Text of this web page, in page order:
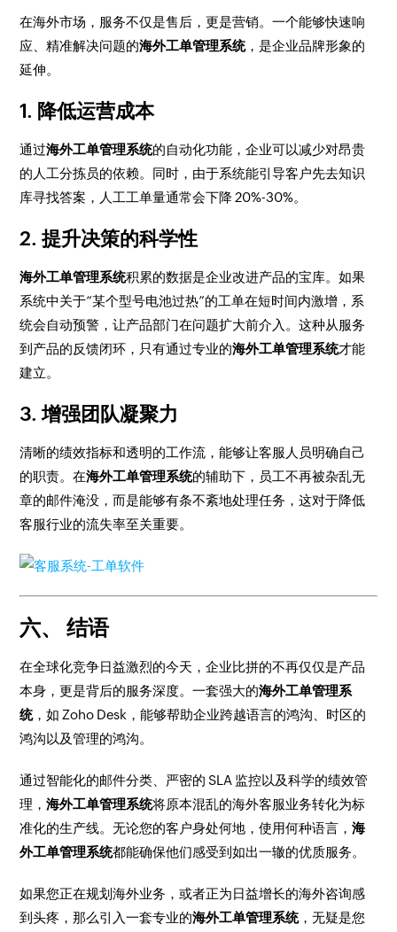
在海外市场，服务不仅是售后，更是营销。一个能够快速响
应、精准解决问题的海外工单管理系统，是企业品牌形象的
延伸。
1. 降低运营成本
通过海外工单管理系统的自动化功能，企业可以减少对昂贵
的人工分拣员的依赖。同时，由于系统能引导客户先去知识
库寻找答案，人工工单量通常会下降 20%-30%。
2. 提升决策的科学性
海外工单管理系统积累的数据是企业改进产品的宝库。如果
系统中关于“某个型号电池过热”的工单在短时间内激增，系
统会自动预警，让产品部门在问题扩大前介入。这种从服务
到产品的反馈闭环，只有通过专业的海外工单管理系统才能
建立。
3. 增强团队凝聚力
清晰的绩效指标和透明的工作流，能够让客服人员明确自己
的职责。在海外工单管理系统的辅助下，员工不再被杂乱无
章的邮件淹没，而是能够有条不紊地处理任务，这对于降低
客服行业的流失率至关重要。
六、 结语
在全球化竞争日益激烈的今天，企业比拼的不再仅仅是产品
本身，更是背后的服务深度。一套强大的海外工单管理系
统，如 Zoho Desk，能够帮助企业跨越语言的鸿沟、时区的
鸿沟以及管理的鸿沟。
通过智能化的邮件分类、严密的 SLA 监控以及科学的绩效管
理，海外工单管理系统将原本混乱的海外客服业务转化为标
准化的生产线。无论您的客户身处何地，使用何种语言，海
外工单管理系统都能确保他们感受到如出一辙的优质服务。
如果您正在规划海外业务，或者正为日益增长的海外咨询感
到头疼，那么引入一套专业的海外工单管理系统，无疑是您